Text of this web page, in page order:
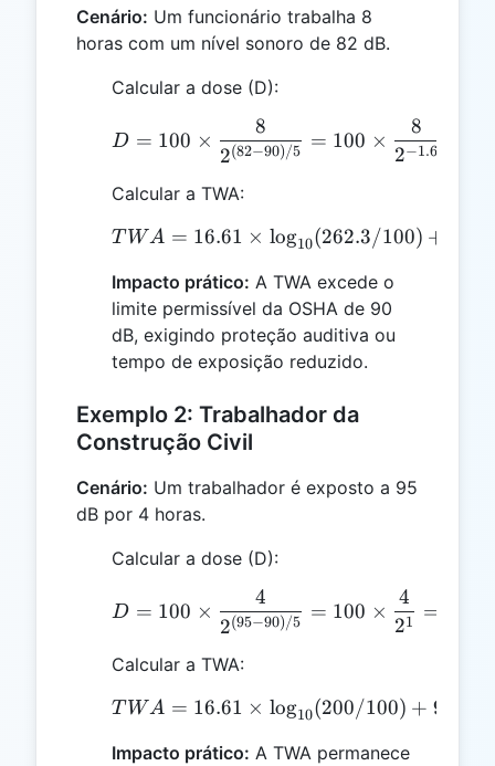
Cenário: Um funcionário trabalha 8
horas com um nível sonoro de 82 dB.
Calcular a dose (D):
D = 100 \times
D = 100 ×
2(82−90)/5
8
= 100 ×
2−1.6
8
Calcular a TWA:
TWA = 16.61 \times
T WA = 16.61 × log10(262.3/100) +
Impacto prático: A TWA excede o
limite permissível da OSHA de 90
dB, exigindo proteção auditiva ou
tempo de exposição reduzido.
Exemplo 2: Trabalhador da
Construção Civil
Cenário: Um trabalhador é exposto a 95
dB por 4 horas.
Calcular a dose (D):
D = 100 \times
D = 100 ×
2(95−90)/5
4
= 100 ×
21
4
=
Calcular a TWA:
TWA = 16.61 \times
T WA = 16.61 × log10(200/100) + 90
Impacto prático: A TWA permanece